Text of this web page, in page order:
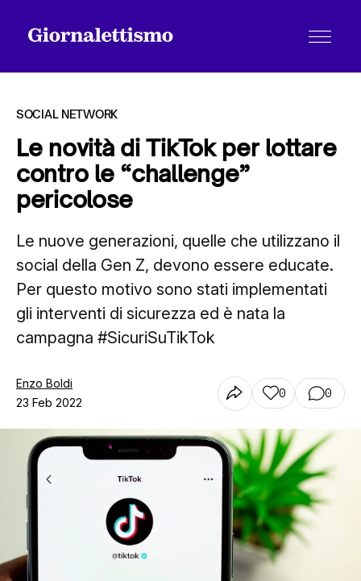
Tutti gli articoli
Chi siamo
Contatti
SOCIAL NETWORK
Le novità di TikTok per lottare
contro le “challenge”
pericolose
Le nuove generazioni, quelle che utilizzano il
social della Gen Z, devono essere educate.
Per questo motivo sono stati implementati
gli interventi di sicurezza ed è nata la
campagna #SicuriSuTikTok
Enzo Boldi
23 Feb 2022
0 0